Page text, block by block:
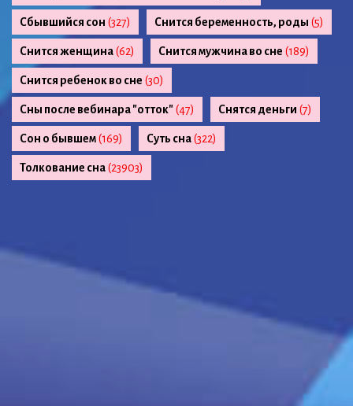
Сбывшийся сон (327) Снится беременность, роды (5)
Снится женщина(62) Снится мужчина во сне (189)
Снится ребенок во сне (30)
Сны после вебинара "отток"(47) Снятся деньги (7)
Сон о бывшем(169) Суть сна(322)
Толкование сна(23903)